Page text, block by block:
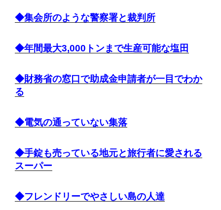
◆集会所のような警察署と裁判所
◆年間最大3,000トンまで生産可能な塩田
◆財務省の窓口で助成金申請者が一目でわか
る
◆電気の通っていない集落
◆手錠も売っている地元と旅行者に愛される
スーパー
◆フレンドリーでやさしい島の人達